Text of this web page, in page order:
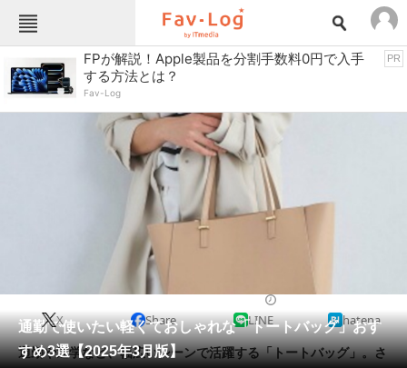
Fav-Logカテゴリー一覧
TOP
インテリア・収納 おもちゃ・ホビー
キッチン家電
ゲーム
スイーツ・お菓子
ペット 家電
工具・DIY 本・DVD・CD
FPが解説！Apple製品を分割手数料0円で入手
する方法とは？
Fav-Log
PR
通勤で使いたい軽くておしゃれな「トートバッグ」おす
すめ3選【2025年3月版】
X Share LINE hatena
通勤や通学など、幅広いシーンで活躍する「トートバッグ」。さ